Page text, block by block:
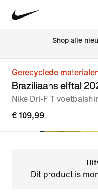
Shop alle
Gerecyclede
Braziliaans elftal
Nike Dri-FIT
€ 109,99
Dit product is